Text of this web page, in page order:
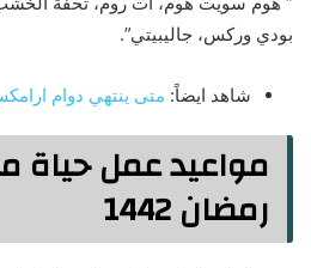
بودي وركس، جاليبيتي”.
شاهد ايضاً: متى ينتهي دوام
مواعيد عمل
رمضان 1442